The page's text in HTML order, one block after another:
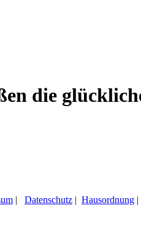
die
| Datenschutz | Hausordnung |